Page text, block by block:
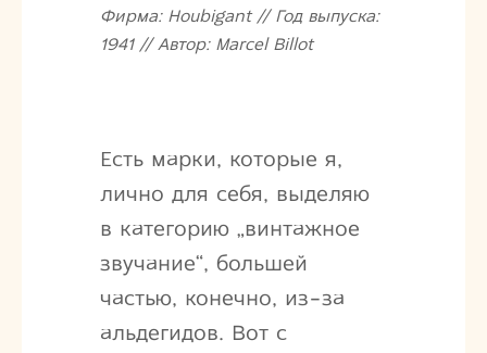
Фирма: Houbigant // Год выпуска:
1941 // Автор: Marcel Billot
Есть марки, которые я,
лично для себя, выделяю
в категорию „винтажное
звучание“, большей
частью, конечно, из-за
альдегидов. Вот с